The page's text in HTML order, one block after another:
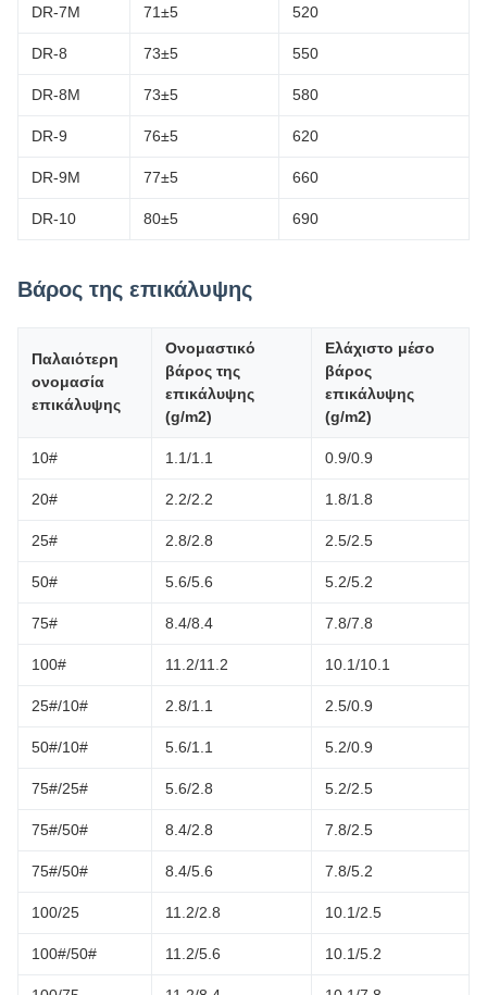
DR-7M 71±5 520
DR-8 73±5 550
DR-8M 73±5 580
DR-9 76±5 620
DR-9M 77±5 660
DR-10 80±5 690
Βάρος της επικάλυψης
Παλαιότερη
ονομασία
επικάλυψης
Ονομαστικό
βάρος της
επικάλυψης
(g/m2)
Ελάχιστο μέσο
βάρος
επικάλυψης
(g/m2)
10# 1.1/1.1 0.9/0.9
20# 2.2/2.2 1.8/1.8
25# 2.8/2.8 2.5/2.5
50# 5.6/5.6 5.2/5.2
75# 8.4/8.4 7.8/7.8
100# 11.2/11.2 10.1/10.1
25#/10# 2.8/1.1 2.5/0.9
50#/10# 5.6/1.1 5.2/0.9
75#/25# 5.6/2.8 5.2/2.5
75#/50# 8.4/2.8 7.8/2.5
75#/50# 8.4/5.6 7.8/5.2
100/25 11.2/2.8 10.1/2.5
100#/50# 11.2/5.6 10.1/5.2